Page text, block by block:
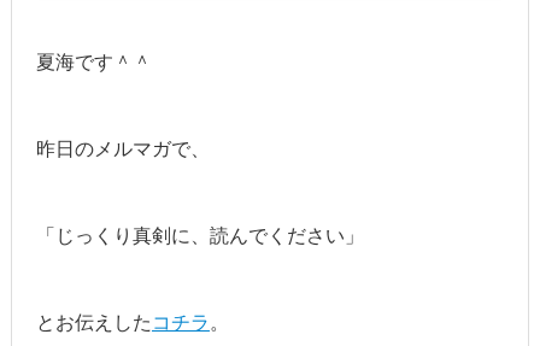
夏海です＾＾
昨日のメルマガで、
「じっくり真剣に、読んでください」
とお伝えした コチラ 。